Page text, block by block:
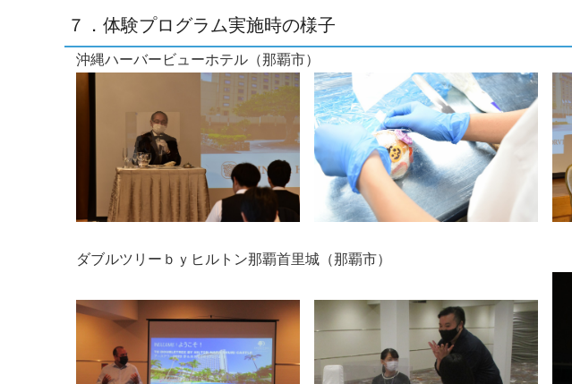
７．体験プログラム実施時の様子
沖縄ハーバービューホテル（那覇市）
ダブルツリーｂｙヒルトン那覇首里城（那覇市）